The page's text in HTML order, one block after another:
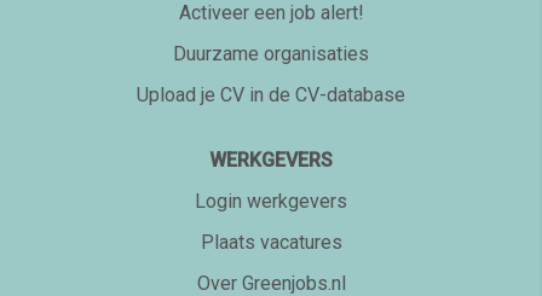
Activeer een job alert!
Duurzame organisaties
Upload je CV in de CV-database
WERKGEVERS
Login werkgevers
Plaats vacatures
Over Greenjobs.nl